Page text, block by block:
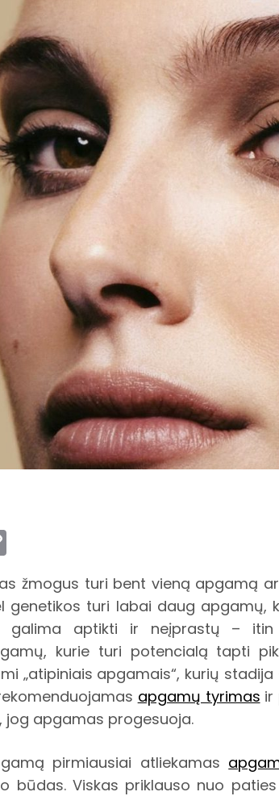
Linkžmogus turi bent vieną apgamą
genetikos turi labai daug apgamų,
galima aptikti ir neįprastų – itin
kurie turi potencialą tapti
„atipiniais apgamais“, kurių stadija
apgamų tyrimas ir
jog apgamas progesuoja.
pirmiausiai atliekamas
būdas. Viskas priklauso nuo